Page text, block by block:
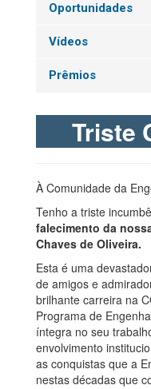
Oportunidades
Vídeos
Prêmios
Triste
À Comunidade da
Tenho a triste
falecimento da
Chaves de Oliveira.
Esta é uma
de amigos e
brilhante carreira na
Programa de
íntegra no seu
envolvimento
as conquistas que a
nestas décadas que